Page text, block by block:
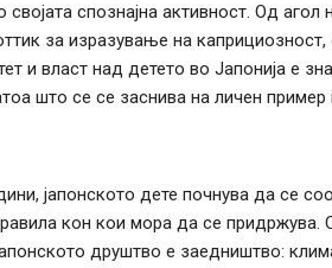
спознајна активност. Од агол
за изразување на
и власт над детето во Јапонија е
што се се заснива на личен
јапонското дете почнува да се
кон кои мора да се
друштво е заедништво: